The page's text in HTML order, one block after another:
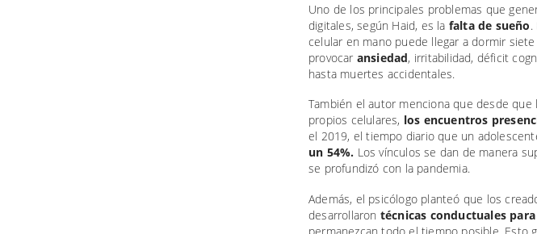
Uno de los principales problemas que
digitales, según Haid, es la falta de sueño.
celular en mano puede llegar a dormir
provocar ansiedad, irritabilidad, déficit
hasta muertes accidentales.
También el autor menciona que desde
propios celulares, los encuentros
el 2019, el tiempo diario que un
un 54%. Los vínculos se dan de manera
se profundizó con la pandemia.
Además, el psicólogo planteó que los
desarrollaron técnicas conductuales
permanezcan todo el tiempo posible. Esto